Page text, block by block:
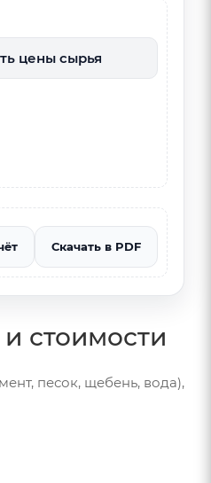
цены сырья
Скачать в PDF
стоимости
песок, щебень, вода),